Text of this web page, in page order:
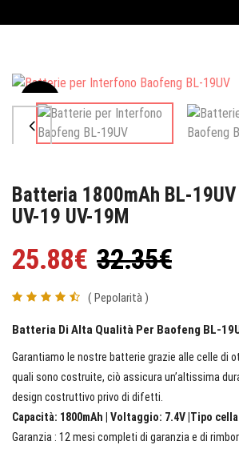
Sale
Batteria 1800mAh BL-
UV-19 UV-19M
25.88€ 32.35€
( Pepolarità )
Batteria Di Alta Qualità Per Baofeng BL-
Garantiamo le nostre batterie grazie alle celle di
quali sono costruite, ciò assicura un’altissima
design costruttivo privo di difetti.
Capacità: 1800mAh | Voltaggio: 7.4V |Tipo
Garanzia : 12 mesi completi di garanzia e di